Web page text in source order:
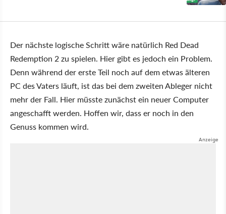
Der nächste logische Schritt wäre natürlich Red Dead
Redemption 2 zu spielen. Hier gibt es jedoch ein Problem.
Denn während der erste Teil noch auf dem etwas älteren
PC des Vaters läuft, ist das bei dem zweiten Ableger nicht
mehr der Fall. Hier müsste zunächst ein neuer Computer
angeschafft werden. Hoffen wir, dass er noch in den
Genuss kommen wird.